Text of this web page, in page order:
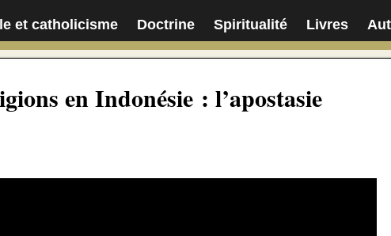
et catholicisme Doctrine Spiritualité Livres
en Indonésie : l’apostasie